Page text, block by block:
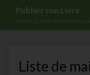
Publier son Livre
écrire, publier et
Formations
Liste de